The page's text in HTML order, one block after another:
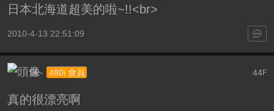
日本北海道超美的啦~!!<br>
2010-4-13 22:51:09
44F
珉~ 480i 會員
真的很漂亮啊